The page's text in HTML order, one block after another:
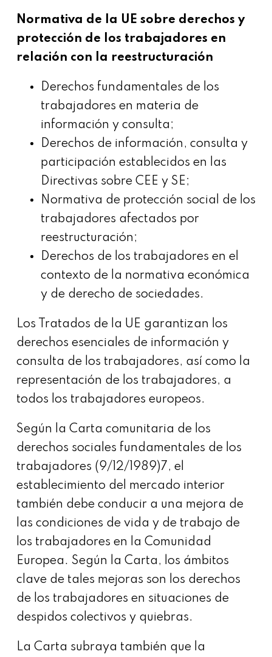
Normativa de la UE sobre derechos y
protección de los trabajadores en
relación con la reestructuración
Derechos fundamentales de los
trabajadores en materia de
información y consulta;
Derechos de información, consulta y
participación establecidos en las
Directivas sobre CEE y SE;
Normativa de protección social de los
trabajadores afectados por
reestructuración;
Derechos de los trabajadores en el
contexto de la normativa económica
y de derecho de sociedades.
Los Tratados de la UE garantizan los
derechos esenciales de información y
consulta de los trabajadores, así como la
representación de los trabajadores, a
todos los trabajadores europeos.
Según la Carta comunitaria de los
derechos sociales fundamentales de los
trabajadores (9/12/1989)7, el
establecimiento del mercado interior
también debe conducir a una mejora de
las condiciones de vida y de trabajo de
los trabajadores en la Comunidad
Europea. Según la Carta, los ámbitos
clave de tales mejoras son los derechos
de los trabajadores en situaciones de
despidos colectivos y quiebras.
La Carta subraya también que la